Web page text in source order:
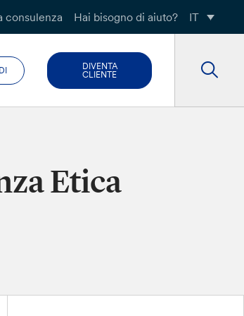
consulenza Hai bisogno di aiuto? IT
DIVENTA
CLIENTE
Etica